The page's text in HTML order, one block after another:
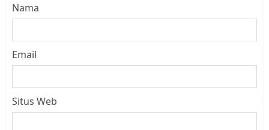
Nama
Email
Situs Web